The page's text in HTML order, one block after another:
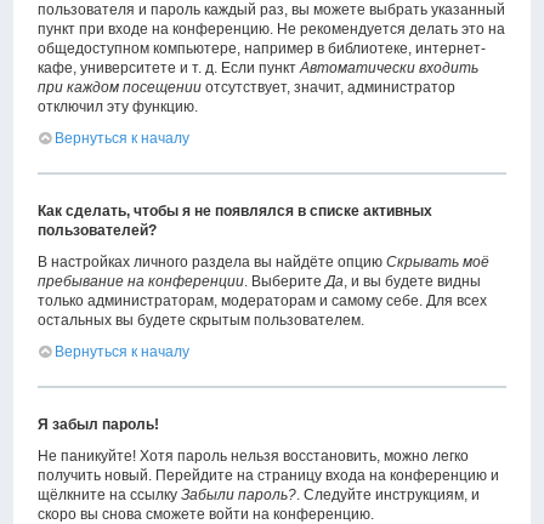
пользователя и пароль каждый раз, вы можете выбрать указанный
пункт при входе на конференцию. Не рекомендуется делать это на
общедоступном компьютере, например в библиотеке, интернет-
кафе, университете и т. д. Если пунктАвтоматически входить
при каждом посещении отсутствует, значит, администратор
отключил эту функцию.
Вернуться к началу
Как сделать, чтобы я не появлялся в списке активных
пользователей?
В настройках личного раздела вы найдёте опциюСкрывать моё
пребывание на конференции. ВыберитеДа, и вы будете видны
только администраторам, модераторам и самому себе. Для всех
остальных вы будете скрытым пользователем.
Вернуться к началу
Я забыл пароль!
Не паникуйте! Хотя пароль нельзя восстановить, можно легко
получить новый. Перейдите на страницу входа на конференцию и
щёлкните на ссылкуЗабыли пароль?. Следуйте инструкциям, и
скоро вы снова сможете войти на конференцию.